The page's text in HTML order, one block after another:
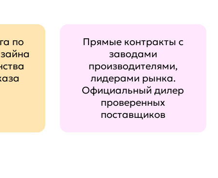
по
Прямые контракты с
заводами
производителями,
лидерами рынка.
Официальный дилер
проверенных
поставщиков